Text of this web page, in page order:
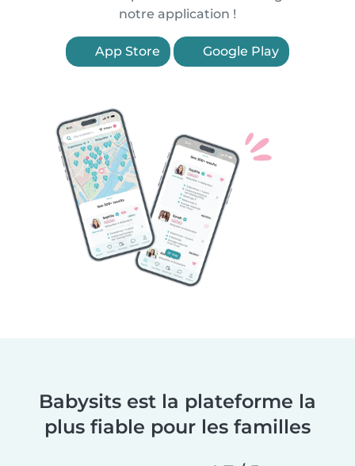
notre application !
App Store Google Play
Babysits est la plateforme la
plus fiable pour les familles